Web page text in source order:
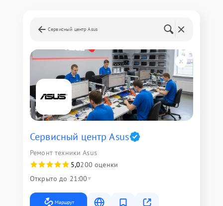
Сервисный центр Asus
Сервисный центр Asus
Ремонт техники Asus
5,0200 оценки
Открыто до 21:00
Маршрут